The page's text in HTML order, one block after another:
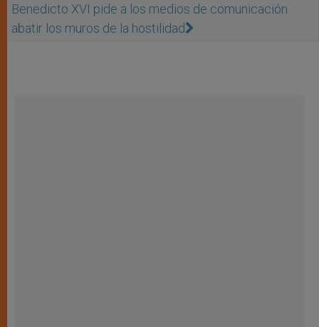
Benedicto XVI pide a los medios de comunicación
abatir los muros de la hostilidad